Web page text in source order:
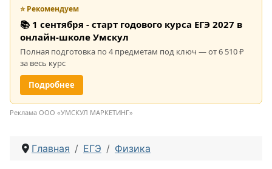
⭐ Рекомендуем
📚 1 сентября - старт годового курса ЕГЭ 2027 в
онлайн-школе Умскул
Полная подготовка по 4 предметам под ключ — от 6 510 ₽
за весь курс
Подробнее
Реклама ООО «УМСКУЛ МАРКЕТИНГ»
Главная ЕГЭ Физика